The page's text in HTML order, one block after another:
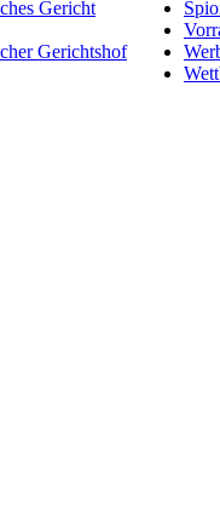
Gericht
Gerichtshof